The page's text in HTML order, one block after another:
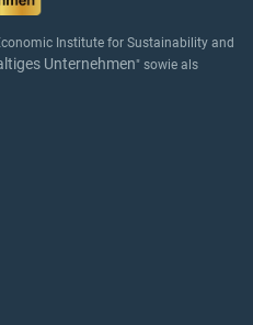
Institute for Sustainability and
Unternehmen" sowie als